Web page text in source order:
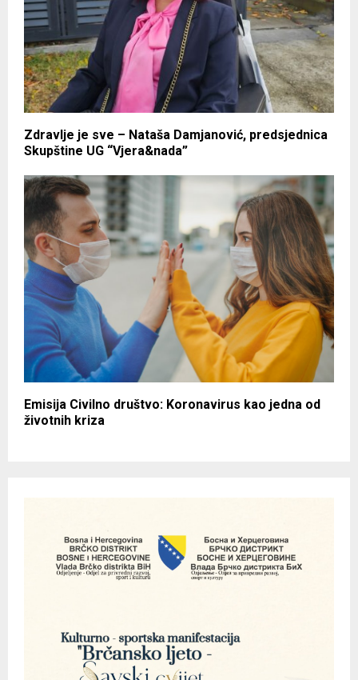
Zdravlje je sve – Nataša Damjanović, predsjednica
Skupštine UG “Vjera&nada”
Emisija Civilno društvo: Koronavirus kao jedna od
životnih kriza